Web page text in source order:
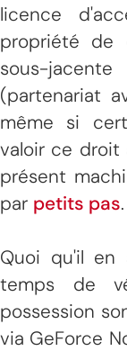
licence
propriété de
sous-
(partenariat
même si
valoir ce droit
présent
par petits pas.
Quoi qu'il en
temps de
possession
via GeForce